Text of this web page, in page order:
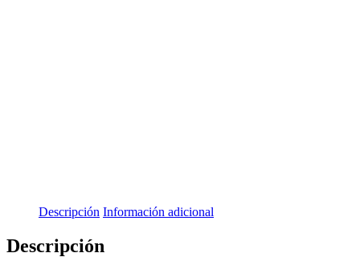
Descripción Información adicional
Descripción